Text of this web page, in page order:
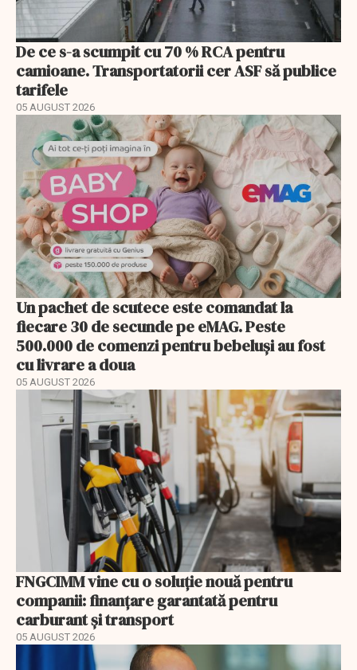
De ce s-a scumpit cu 70 % RCA pentru
camioane. Transportatorii cer ASF să publice
tarifele
05 AUGUST 2026
Un pachet de scutece este comandat la
fiecare 30 de secunde pe eMAG. Peste
500.000 de comenzi pentru bebeluși au fost
cu livrare a doua
05 AUGUST 2026
FNGCIMM vine cu o soluție nouă pentru
companii: finanțare garantată pentru
carburant și transport
05 AUGUST 2026